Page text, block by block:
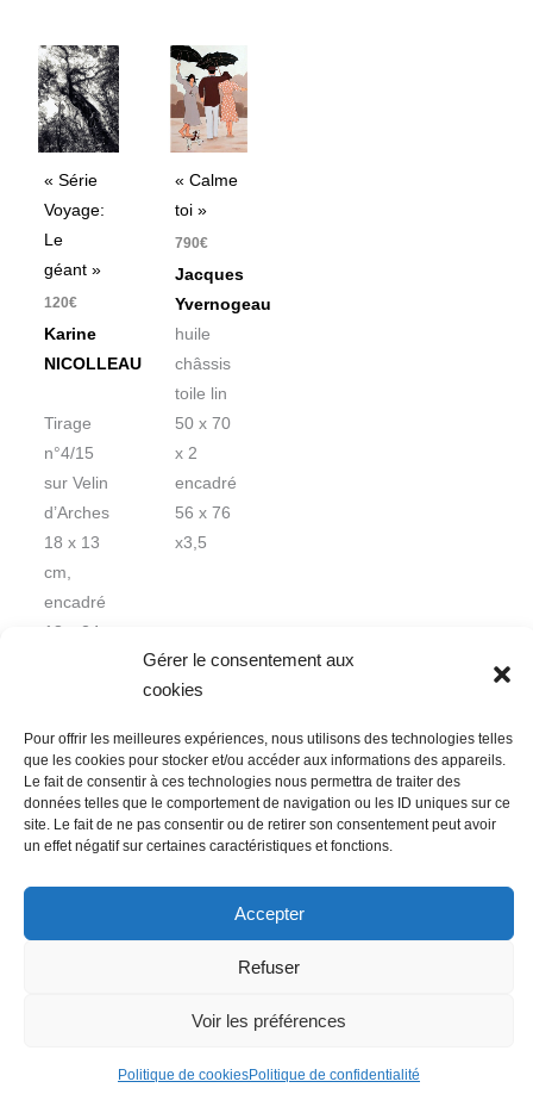
Gérer le consentement aux
cookies
Pour offrir les meilleures expériences, nous utilisons des technologies telles
que les cookies pour stocker et/ou accéder aux informations des appareils.
Le fait de consentir à ces technologies nous permettra de traiter des
données telles que le comportement de navigation ou les ID uniques sur ce
site. Le fait de ne pas consentir ou de retirer son consentement peut avoir
un effet négatif sur certaines caractéristiques et fonctions.
Accepter
Refuser
Voir les préférences
Politique de cookiesPolitique de confidentialité
« Série
Voyage:
Le
géant »
120€
Karine
NICOLLEAU
Tirage
n°4/15
sur Velin
d’Arches
18 x 13
cm,
encadré
18 x 24
« Calme
toi »
790€
Jacques
Yvernogeau
huile
châssis
toile lin
50 x 70
x 2
encadré
56 x 76
x3,5
Nous contacter
Conditions Générales de Ventes
Politique de confidentialité
Mentions légales